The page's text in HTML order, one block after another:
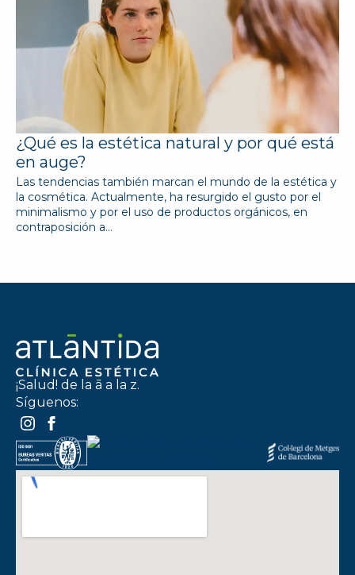
¿Qué es la estética natural y por qué está
en auge?
Las tendencias también marcan el mundo de la estética y
la cosmética. Actualmente, ha resurgido el gusto por el
minimalismo y por el uso de productos orgánicos, en
contraposición a…
¡Salud! de la ā a la z.
Síguenos: